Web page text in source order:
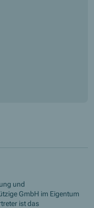
und
GmbH im Eigentum
ist das